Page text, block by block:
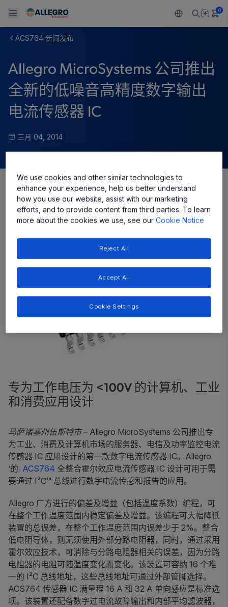
Back To Main Menu
产品
感应
驱动器
Back To Main Menu
应用
汽车
消费品
Technologies
Back To Main Menu
技术支持
设计和开发
软件门户
Back To Main Menu
技术资源
Resource Center
Back To Main Menu
关于 ALLEGRO
我们的公司
企业责任
Growth and Inclusion
联系我们
0
ACS764 新闻发布
Allegro MicroSystems 公司推出
全新的低噪音高精度数字输出
电流传感器 IC
三月 04, 2014
Share
专为工作电压为 <100V 的计算机、工业
和消费应用设计
马萨诸塞州伍斯特市– Allegro MicroSystems 公司推出专
为工业、消费及计算机市场的服务器、电信及功率监控电流
传感器 IC 应用设计的第一款数字电流传感器 IC。Allegro
’的 ACS764 全整合霍尔效应电流传感器 IC 设计可用于需
要通过 I²C™ 总线进行数字电流传感和报告的应用。
Allegro 厂方进行的偏差及增益（包括温度系数）编程，可
在整个工作温度范围内稳定偏差及增益。该编程可大幅降低
装置的总误差，在整个工作温度范围内误差少于 2%。整合
低电阻导体，则无须使用外部分路电阻器，同时，通过采用
霍尔效应技术，可消除与分路电阻器相关的误差，因为分路
电阻器的电阻可随温度变化而变化。该装置可容纳 16 个唯
一的 I²C 总线地址，这些总线地址可通过外部管脚选择。
ACS764 传感器 IC 满量程 16 A 和 32 A 单向感应是标准选
项。该装置还配备数字过电流故障输出和内部平均滤波器，
We use cookies and other similar technologies to
enhance your experience, help us better understand
how you use our website, assist with our marketing
efforts, and to provide content from third parties. To learn
more about the cookies we use, see ourCookie Notice
Reject All
Accept All
Cookie Settings